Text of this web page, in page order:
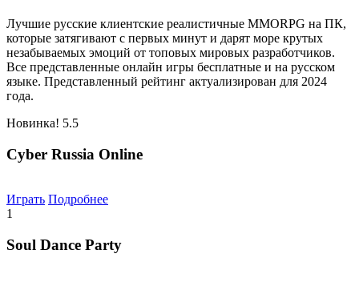
Лучшие русские клиентские реалистичные MMORPG на ПК,
которые затягивают с первых минут и дарят море крутых
незабываемых эмоций от топовых мировых разработчиков.
Все представленные онлайн игры бесплатные и на русском
языке. Представленный рейтинг актуализирован для 2024
года.
Новинка! 5.5
Cyber Russia Online
Играть Подробнее
1
Soul Dance Party